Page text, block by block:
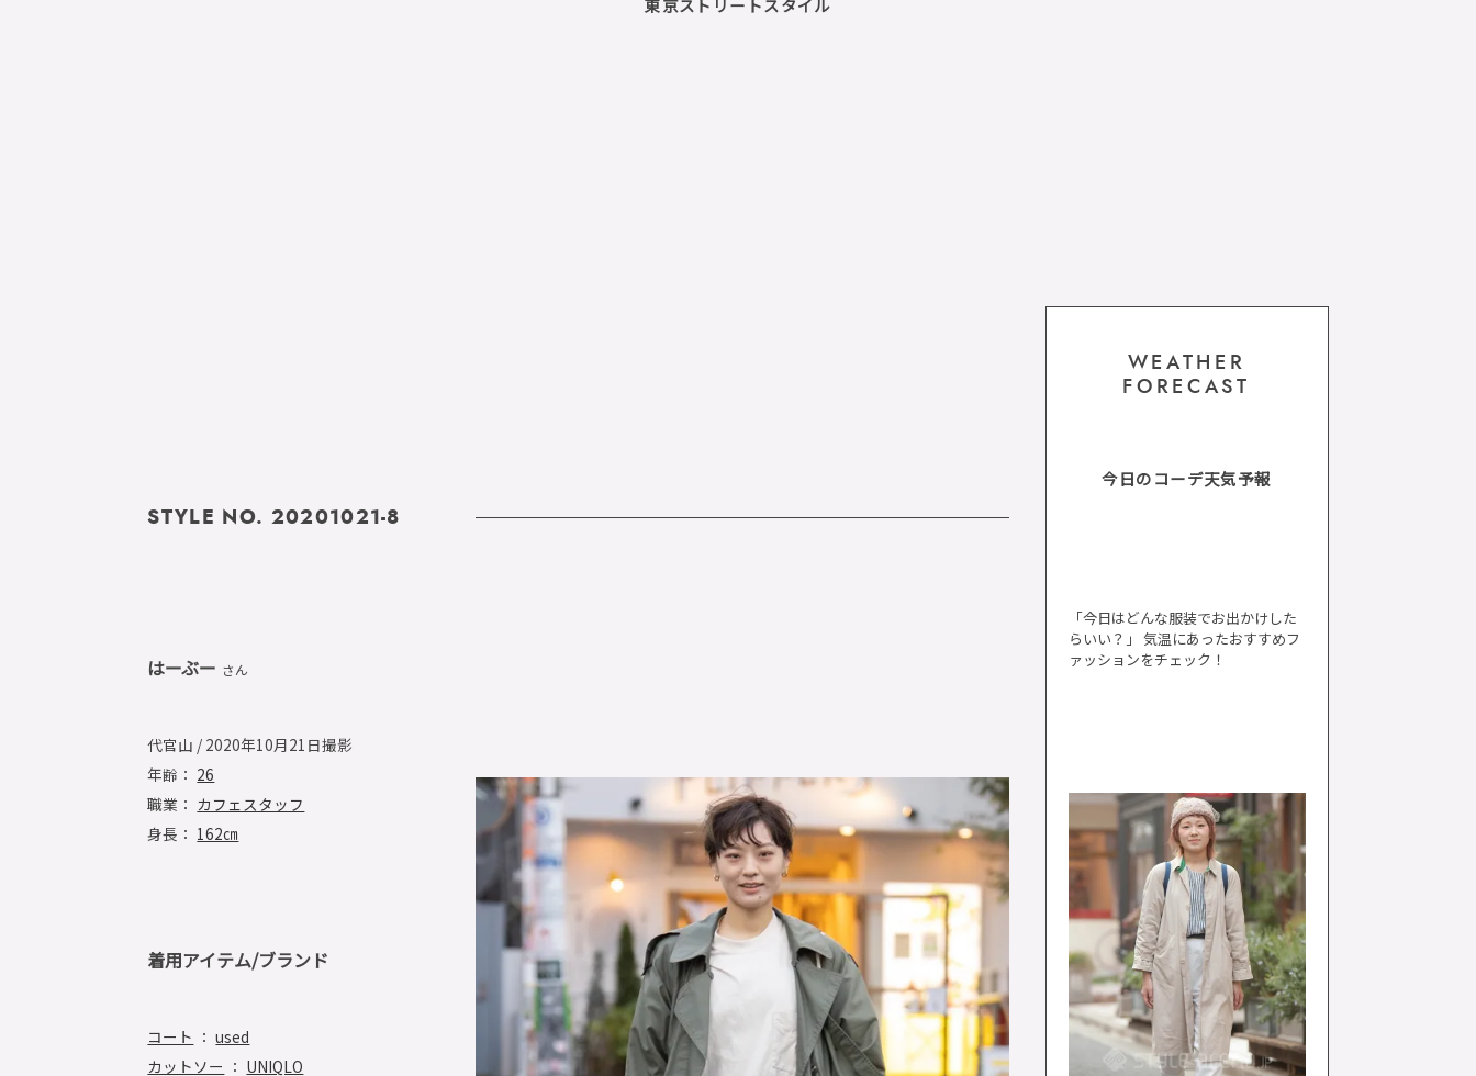
東京ストリートスタイル
STYLE NO. 20201021-8
はーぶー さん
代官山 / 2020年10月21日撮影
年齢： 26
職業： カフェスタッフ
身長： 162㎝
着用アイテム/ブランド
コート ：used
カットソー ： UNIQLO
WEATHER
FORECAST
今日のコーデ天気予報
「今日はどんな服装でお出かけした
らいい？」 気温にあったおすすめフ
ァッションをチェック！